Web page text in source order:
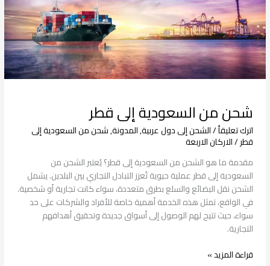
شحن من السعودية إلى قطر
اترك تعليقاً/الشحن إلى دول عربية,المدونة,شحن من السعودية إلى
قطر/الاركان الاربعة
مقدمة ما هو الشحن من السعودية إلى قطر؟ يُعتبر الشحن من
السعودية إلى قطر عملية حيوية تُعزز التبادل التجاري بين البلدين. يشمل
الشحن نقل البضائع والسلع بطرق متعددة، سواء كانت تجارية أو شخصية.
في الواقع، تمثل هذه الخدمة أهمية خاصة للأفراد والشركات على حد
سواء، حيث تتيح لهم الوصول إلى أسواق جديدة وتحقيق أهدافهم
التجارية.
قراءة المزيد »